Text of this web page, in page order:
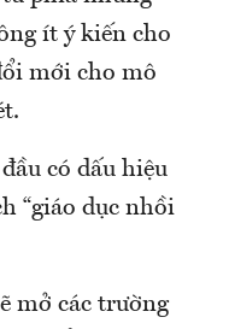
ít ý kiến cho
mới cho mô
có dấu hiệu
“giáo dục nhồi
mở các trường